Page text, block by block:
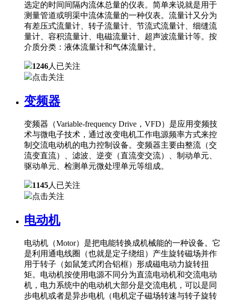
选定的时间间隔内流体总量的仪表。简单来说就是用于
测量管道或明渠中流体流量的一种仪表。流量计又分为
有差压式流量计、转子流量计、节流式流量计、细缝流
量计、容积流量计、电磁流量计、超声波流量计等。按
介质分类：液体流量计和气体流量计。
1246人已关注
点击关注
变频器
变频器（Variable-frequency Drive，VFD）是应用变频技
术与微电子技术，通过改变电机工作电源频率方式来控
制交流电动机的电力控制设备。变频器主要由整流（交
流变直流）、滤波、逆变（直流变交流）、制动单元、
驱动单元、检测单元微处理单元等组成。
1145人已关注
点击关注
电动机
电动机（Motor）是把电能转换成机械能的一种设备。它
是利用通电线圈（也就是定子绕组）产生旋转磁场并作
用于转子（如鼠笼式闭合铝框）形成磁电动力旋转扭
矩。电动机按使用电源不同分为直流电动机和交流电动
机，电力系统中的电动机大部分是交流电机，可以是同
步电机或者是异步电机（电机定子磁场转速与转子旋转